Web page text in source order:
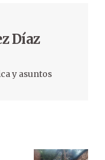
Díaz
y asuntos